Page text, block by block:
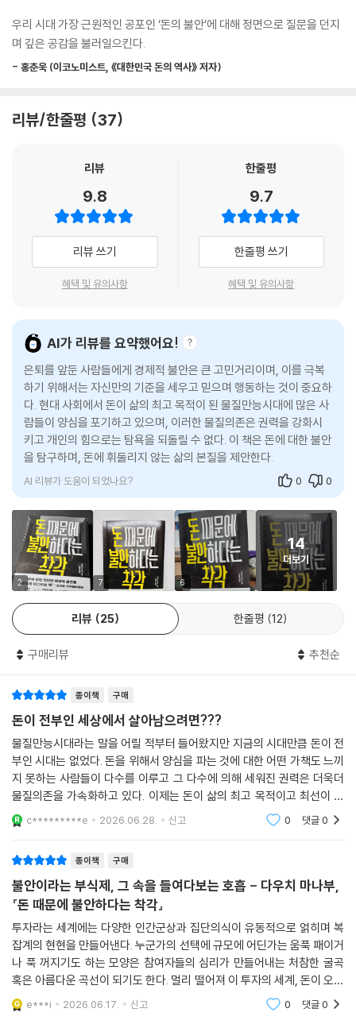
속이 쓰렸던 경험은 누구에게나 있을 것이다. 또한 SNS에서는 누군지도
모르는 사람의 성공담까지 보게 된다. “투자로 1,000만 엔을 벌었다” “불
과 00년 만에 억대 수익 달성!” 같은 구체적인 돈 이야기도 적지 않다. 그
런 게시물을 보고 ‘어쩌면 나도 저렇게 돈을 벌 수 있을지 몰라’라는 희미한
떨쳐 내지 못한다. 이는 프로의 세계도 마찬가지다. 리먼 브라더스 사태를
--- 「제2장 투자와 도박의 경계선」 중에서
종종 이런 투자 권유 문구를 보곤 한다. 그리고 아래와 같이 유명한 경제학
자의 이름을 들먹이며 투자를 권하는 사람들도 있다. 토마 피케티는 18세
기까지 거슬러 올라가면서 데이터를 분석한 결과, ‘r＞g’의 부등식이 성립
서 얻을 수 있는 부보다 성장이 빠르다는 것이다. (중략) 피케티가 전하고
싶었던 메시지는 처음부터 자산을 보유한 사람이 더욱 부자가 되는 사회
구조에 문제가 있다는 것이지, 자산이 없는 사람도 투자에 힘써야 한다는
것이 아니다.
--- 「제3장 '회사가 지켜 준다'라는 환상」 중에서
“사랑, 동료, 돈, 이 세 가지 중에서 가장 소중하다고 생각하는 것은 무엇인
가요? 먼저 ‘사랑’이라고 생각하는 사람은 손 들어 보세요.” (중략) 이런 질
문을 하게 된 건 SNS에서 받은 한 메시지 때문이었다. 내 책 『부자의 마지
막 가르침』을 읽은 한 선생님이 ‘돈과 사랑 중 어느 쪽이 소중한가?’라는 주
제로 학생들에게 영작문 숙제를 냈는데, 대부분이 돈을 선택했다고 한다.
충격을 받은 그 선생님은 “학생들에게 돈보다 사랑이 더 중요함을 전하고
싶은데, 어떻게 해야 할까요?”라는 고민을 털어놓았다. 그 마음은 충분히
이해한다. 그러나 나는 철학자가 아니며 사랑을 이야기할 자격도 없다. 그
래서 정중히 거절하려고 생각한 순간, 책장에 꽂혀 있는 책 한 권이 눈에 들
어왔다. 카트리네 마르살의 『잠깐 애덤 스미스 씨, 저녁은 누가 차려줬어
요?』였다. 저자가 돈과 사랑의 대비를 통해 인간이 일하는 원동력을 논했
던 것이 떠올랐다. 사랑 자체에 관해서는 이야기할 자격이 없지만 경제라
수업 요청을 받아들이기로 했다.
이 우화는 돈이 가치를 지니려면 일해 줄 누군가가 필요하다는 사실을 보
여 준다. 아무리 돈이 많아도 일하는 사람이 없으면 난방도 안 되고 음식도
먹을 수 없다. “부를 낳는 것은 노동이다”라고 말한 애덤 스미스나 “화폐는
부가 아니다”라고 단언한 아리스토텔레스는 이 본질을 꿰뚫어 봤던 것이
다. 또한 이 이야기는 우리의 미래를 예고하는 것이기도 하다. 저출산과 고
지며, 곧 모두가 필요한 것을 평등하게 얻기는 어려워지는 순간이 찾아온
다. 개미들의 마을처럼 몇 개 안 되는 의자를 두고 모두가 다투는 ‘의자 앉
기 게임’ 같은 사회가 될 것이다.
--- 「제5장 '당신 탓'이 되어 버린 인구 문제」 중에서
‘돈만 있으면 원하는 것을 손에 넣을 수 있다.’
이런 시대가 분명히 있기는 했다. 그래서 지금까지의 경제 대책은 돈을 순
그 자금이 노동자의 임금이 되어 소비를 낳고 새로운 고용으로 이어지는,
인 투자에 매료되는 것이 오히려 자연스러울 수도 있으나, 타인의 지갑을
노린다는 것은 당신의 지갑도 누군가의 표적이 되고 있다는 의미라고 저자
는 말한다.
사람이 돈의 가치를 떠받치고 있다!
우리 사회는 돈 없는 사람들로 하여금 끝없이 불안을 느끼게 한다. 성실하
며 투자하고 있는 사람들도 초조하게 만드는 건 마찬가지다. ‘주식은 잘 모
르는데 지금이라도 시작해야 할까?’ ‘다들 돈을 번다는데 왜 나만 뒤처지고
있는 느낌이 들까?’ ‘노후자금은 얼마나 모아둬야 안심이 될까?’ ‘동료들처
럼 N잡을 뛰면 경제적 불안이 사라질까?’ 저자는 이 같은 고민을 가진 독자
들에게 골드만삭스에 입사해 16년간 일하며 얻은 교훈과 통찰로, 현대인
이 풀지 못한 돈에 대한 수많은 질문을 하나하나 풀어간다. 투자나 저축 등
경고한다.
독자들의 추천사
- 단순히 돈에 관한 책이 아니다. 그런 하찮은 수준을 훨씬 뛰어넘는다. -
아마존재팬 독자(30***)
- 개인의 금전 문제로 느껴졌던 불안감이 책을 다 읽을 무렵에는 ‘앞으로
인생에서 무엇을 하고 싶은가?’를 생각하는 계기로 바뀌었다. 몸이 건강한
(も***)
- 투자서를 여러 권 읽었지만, 마음에 와닿지 않았었다. 예전보다 가구 소
득이 늘었는데, 도대체 왜 아직도 돈이 필요한 걸까? 돈이 있으면 해결되
는 걸까? 돈에 대한 생각이 달라졌다. - 아마존재팬 독자(通り****)
우리 시대 가장 근원적인 공포인 ‘돈의 불안’에 대해 정면으로 질문을 던지
며 깊은 공감을 불러일으킨다.
- 홍춘욱 (이코노미스트, 《대한민국 돈의 역사》 저자)
리뷰/한줄평 37
리뷰
9.8
리뷰 쓰기
혜택 및 유의사항
한줄평
9.7
한줄평 쓰기
혜택 및 유의사항
AI가 리뷰를 요약했어요!
은퇴를 앞둔 사람들에게 경제적 불안은 큰 고민거리이며, 이를 극복
하기 위해서는 자신만의 기준을 세우고 믿으며 행동하는 것이 중요하
다. 현대 사회에서 돈이 삶의 최고 목적이 된 물질만능시대에 많은 사
람들이 양심을 포기하고 있으며, 이러한 물질의존은 권력을 강화시
키고 개인의 힘으로는 탐욕을 되돌릴 수 없다. 이 책은 돈에 대한 불안
을 탐구하며, 돈에 휘둘리지 않는 삶의 본질을 제안한다.
AI 리뷰가 도움이 되었나요? 0 0
2 7 6
14
더보기
리뷰 25 한줄평 12
구매리뷰 추천순
종이책 구매
돈이 전부인 세상에서 살아남으려면???
물질만능시대라는 말을 어릴 적부터 들어왔지만 지금의 시대만큼 돈이 전
부인 시대는 없었다. 돈을 위해서 양심을 파는 것에 대한 어떤 가책도 느끼
지 못하는 사람들이 다수를 이루고 그 다수에 의해 세워진 권력은 더욱더
물질의존을 가속화하고 있다. 이제는 돈이 삶의 최고 목적이고 최선이 되
어버린 시대다. 개인의 힘으로는 더 이상 탐욕의 물결을 되돌릴 수 없다. 수
도권에 아파트
c*********e 2026.06.28. 신고 0 댓글0
종이책 구매
불안이라는 부식제, 그 속을 들여다보는 호흡 - 다우치 마나부,
『돈 때문에 불안하다는 착각』
투자라는 세계에는 다양한 인간군상과 집단의식이 유동적으로 얽히며 복
잡계의 현현을 만들어낸다. 누군가의 선택에 규모에 어딘가는 움푹 패이거
나 푹 꺼지기도 하는 모양은 참여자들의 심리가 만들어내는 처참한 굴곡
혹은 아름다운 곡선이 되기도 한다. 멀리 떨어져 이 투자의 세계, 돈이 오고
가는 세계를 축소 시켜놓고 바라봐도 마치 크기만 다른 프랙탈 구조처럼
우리의 현실에서도
e***i 2026.06.17. 신고 0 댓글0